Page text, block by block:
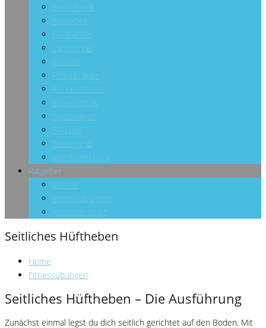
Hantelbank
Kettlebell
Kurzhantel
Langhantel
Pulsuhr
Rollentrainer
Rückentrainer
Schwingstab
Spinningrad
Stepper
Theraband
Vibrationsplatte
Ratgeber
Muskel
Fitnessübungen
Ausdauersport
Seitliches Hüftheben
Home
Fitnessübungen
Seitliches Hüftheben – Die Ausführung
Zunächst einmal legst du dich seitlich gerichtet auf den Boden. Mit